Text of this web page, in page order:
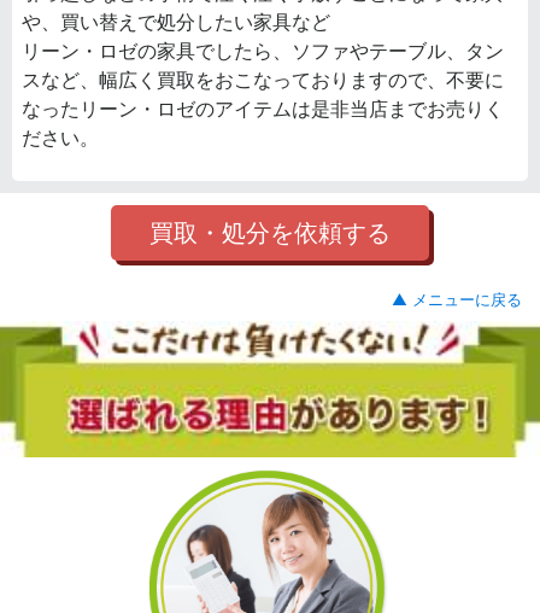
や、買い替えで処分したい家具など
リーン・ロゼの家具でしたら、ソファやテーブル、タン
スなど、幅広く買取をおこなっておりますので、不要に
なったリーン・ロゼのアイテムは是非当店までお売りく
ださい。
買取・処分を依頼する
▲ メニューに戻る